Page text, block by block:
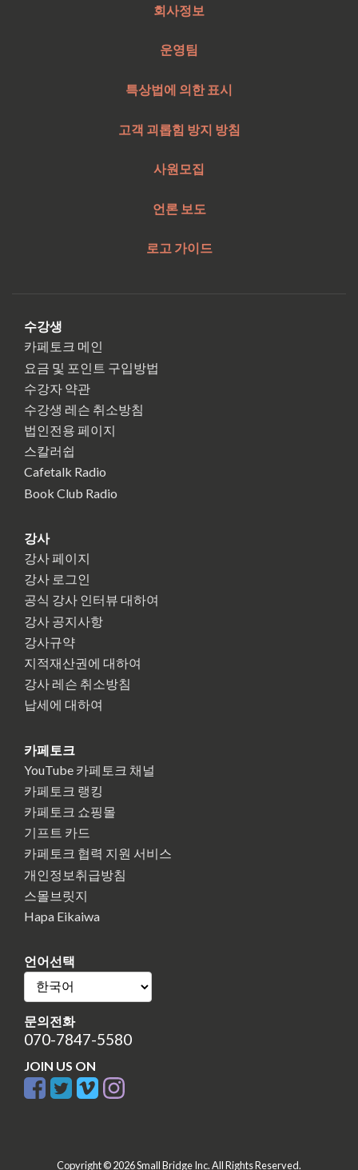
회사정보
운영팀
특상법에 의한 표시
고객 괴롭힘 방지 방침
사원모집
언론 보도
로고 가이드
수강생
카페토크 메인
요금 및 포인트 구입방법
수강자 약관
수강생 레슨 취소방침
법인전용 페이지
스칼러쉽
Cafetalk Radio
Book Club Radio
강사
강사 페이지
강사 로그인
공식 강사 인터뷰 대하여
강사 공지사항
강사규약
지적재산권에 대하여
강사 레슨 취소방침
납세에 대하여
카페토크
YouTube 카페토크 채널
카페토크 랭킹
카페토크 쇼핑몰
기프트 카드
카페토크 협력 지원 서비스
개인정보취급방침
스몰브릿지
Hapa Eikaiwa
언어선택
문의전화
070-7847-5580
JOIN US ON
Copyright © 2026 Small Bridge Inc. All Rights Reserved.